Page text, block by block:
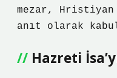
mezar,
anıt olarak
Hazreti